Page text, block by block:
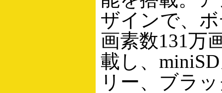
ザインで、
画素数131万
載し、
リー、ブラ